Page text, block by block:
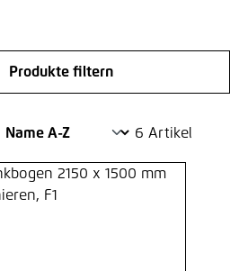
Produkte filtern
6 Artikel